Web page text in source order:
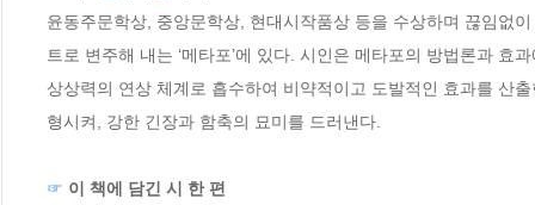
윤동주문학상, 중앙문학상, 현대시작품상 등을 수상하며 끊임없
트로 변주해 내는 ‘메타포’에 있다. 시인은 메타포의 방법론과
상상력의 연상 체계로 흡수하여 비약적이고 도발적인 효과를 산
형시켜, 강한 긴장과 함축의 묘미를 드러낸다.
☞ 이 책에 담긴 시 한 편